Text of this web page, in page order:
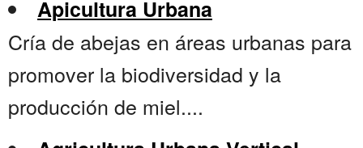
Apicultura Urbana
Cría de abejas en áreas urbanas para
promover la biodiversidad y la
producción de miel....